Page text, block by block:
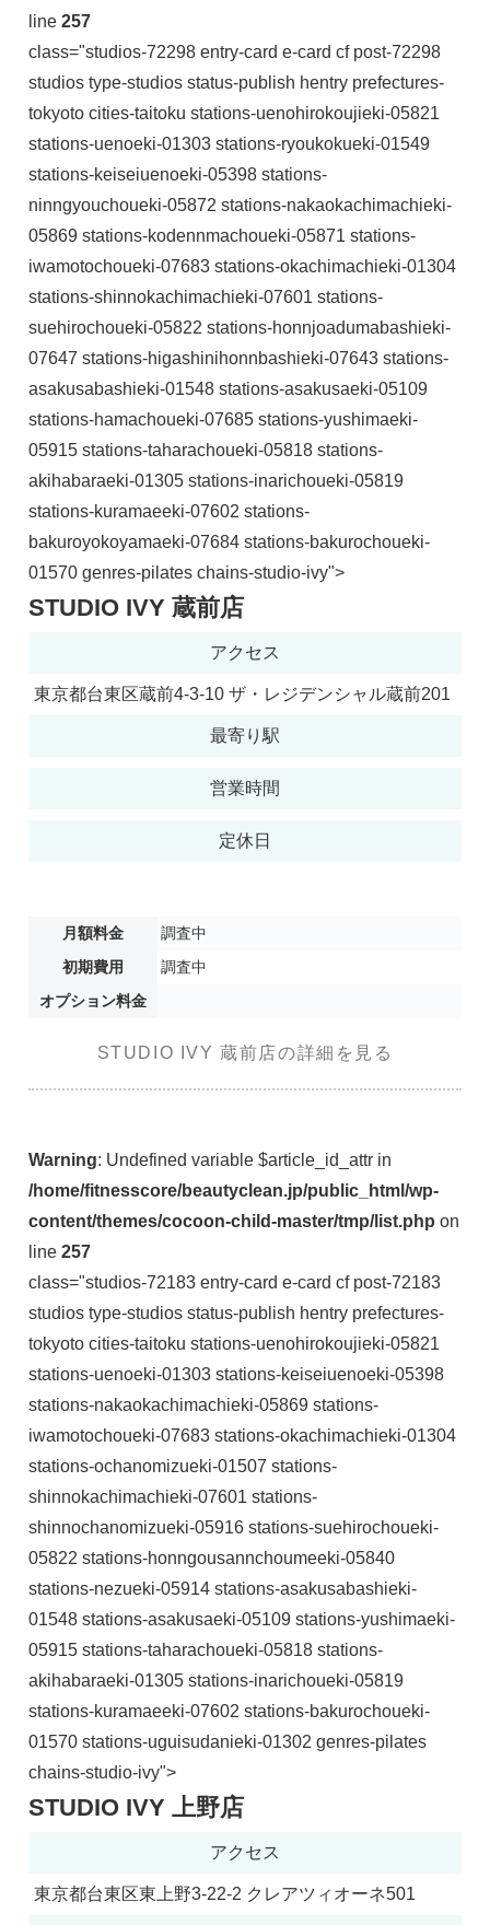
line 257
class="studios-72298 entry-card e-card cf post-72298
studios type-studios status-publish hentry prefectures-
tokyoto cities-taitoku stations-uenohirokoujieki-05821
stations-uenoeki-01303 stations-ryoukokueki-01549
stations-keiseiuenoeki-05398 stations-
ninngyouchoueki-05872 stations-nakaokachimachieki-
05869 stations-kodennmachoueki-05871 stations-
iwamotochoueki-07683 stations-okachimachieki-01304
stations-shinnokachimachieki-07601 stations-
suehirochoueki-05822 stations-honnjoadumabashieki-
07647 stations-higashinihonnbashieki-07643 stations-
asakusabashieki-01548 stations-asakusaeki-05109
stations-hamachoueki-07685 stations-yushimaeki-
05915 stations-taharachoueki-05818 stations-
akihabaraeki-01305 stations-inarichoueki-05819
stations-kuramaeeki-07602 stations-
bakuroyokoyamaeki-07684 stations-bakurochoueki-
01570 genres-pilates chains-studio-ivy">
STUDIO IVY 蔵前店
アクセス
東京都台東区蔵前4-3-10 ザ・レジデンシャル蔵前201
最寄り駅
営業時間
定休日
月額料金
調査中
初期費用
調査中
オプション料金
STUDIO IVY 蔵前店の詳細を見る
Warning: Undefined variable $article_id_attr in
/home/fitnesscore/beautyclean.jp/public_html/wp-
content/themes/cocoon-child-master/tmp/list.php on
line 257
class="studios-72183 entry-card e-card cf post-72183
studios type-studios status-publish hentry prefectures-
tokyoto cities-taitoku stations-uenohirokoujieki-05821
stations-uenoeki-01303 stations-keiseiuenoeki-05398
stations-nakaokachimachieki-05869 stations-
iwamotochoueki-07683 stations-okachimachieki-01304
stations-ochanomizueki-01507 stations-
shinnokachimachieki-07601 stations-
shinnochanomizueki-05916 stations-suehirochoueki-
05822 stations-honngousannchoumeeki-05840
stations-nezueki-05914 stations-asakusabashieki-
01548 stations-asakusaeki-05109 stations-yushimaeki-
05915 stations-taharachoueki-05818 stations-
akihabaraeki-01305 stations-inarichoueki-05819
stations-kuramaeeki-07602 stations-bakurochoueki-
01570 stations-uguisudanieki-01302 genres-pilates
chains-studio-ivy">
STUDIO IVY 上野店
アクセス
東京都台東区東上野3-22-2 クレアツィオーネ501